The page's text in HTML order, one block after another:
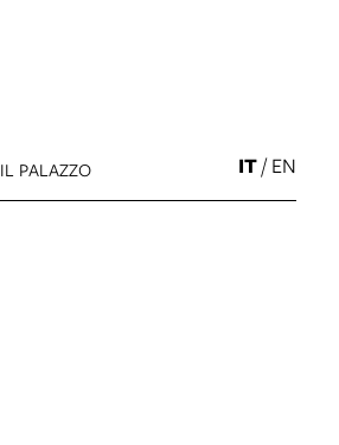
IL PALAZZO IT/EN